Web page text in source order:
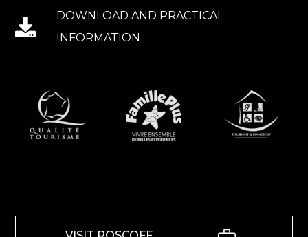
DOWNLOAD AND PRACTICAL
INFORMATION